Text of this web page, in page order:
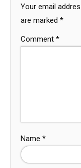
Your email
are marked *
Comment *
Name *